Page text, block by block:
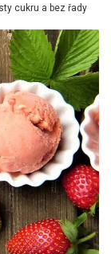
cukru a bez řady